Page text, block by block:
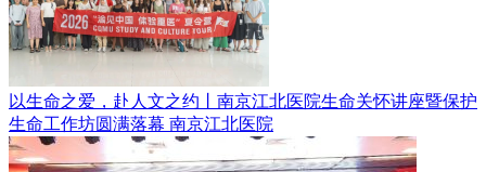
以生命之爱，赴人文之约丨南京江北医院生命关怀讲座暨保护
生命工作坊圆满落幕 南京江北医院